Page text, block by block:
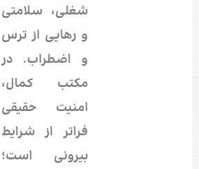
شغلی، سلامتی
و رهایی از ترس
و اضطراب. در
مکتب کمال،
امنیت حقیقی
فراتر از شرایط
بیرونی است؛